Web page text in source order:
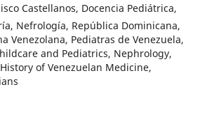
Castellanos, Docencia Pediátrica,
Nefrología, República Dominicana,
Venezolana, Pediatras de Venezuela,
and Pediatrics, Nephrology,
of Venezuelan Medicine,